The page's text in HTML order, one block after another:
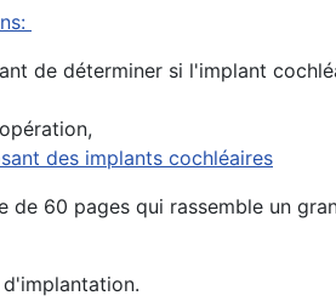
de déterminer si l'implant
des implants cochléaires
de 60 pages qui rassemble un